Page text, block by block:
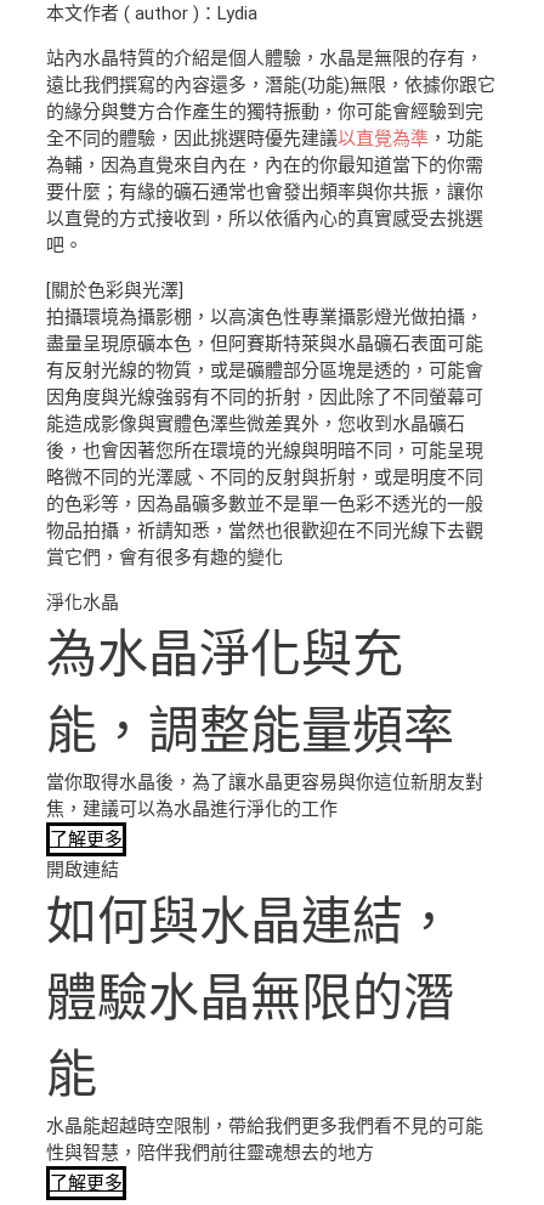
本文作者 ( author )：Lydia
站內水晶特質的介紹是個人體驗，水晶是無限的存有，
遠比我們撰寫的內容還多，潛能(功能)無限，依據你跟它
的緣分與雙方合作產生的獨特振動，你可能會經驗到完
全不同的體驗，因此挑選時優先建議以直覺為準 ，功能
為輔，因為直覺來自內在，內在的你最知道當下的你需
要什麼；有緣的礦石通常也會發出頻率與你共振，讓你
以直覺的方式接收到，所以依循內心的真實感受去挑選
吧。
[關於色彩與光澤]
拍攝環境為攝影棚，以高演色性專業攝影燈光做拍攝，
盡量呈現原礦本色，但阿賽斯特萊與水晶礦石表面可能
有反射光線的物質，或是礦體部分區塊是透的，可能會
因角度與光線強弱有不同的折射，因此除了不同螢幕可
能造成影像與實體色澤些微差異外，您收到水晶礦石
後，也會因著您所在環境的光線與明暗不同，可能呈現
略微不同的光澤感、不同的反射與折射，或是明度不同
的色彩等，因為晶礦多數並不是單一色彩不透光的一般
物品拍攝，祈請知悉，當然也很歡迎在不同光線下去觀
賞它們，會有很多有趣的變化
淨化水晶
為水晶淨化與充
能，調整能量頻率
當你取得水晶後，為了讓水晶更容易與你這位新朋友對
焦，建議可以為水晶進行淨化的工作
了解更多
開啟連結
如何與水晶連結，
體驗水晶無限的潛
能
水晶能超越時空限制，帶給我們更多我們看不見的可能
性與智慧，陪伴我們前往靈魂想去的地方
了解更多